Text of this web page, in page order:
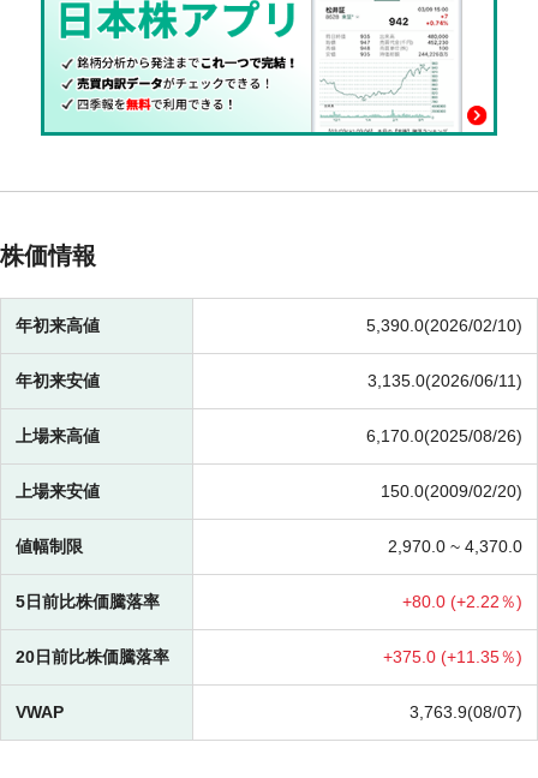
株価情報
年初来高値 5,390.0(2026/02/10)
年初来安値 3,135.0(2026/06/11)
上場来高値 6,170.0(2025/08/26)
上場来安値 150.0(2009/02/20)
値幅制限 2,970.0 ~ 4,370.0
5日前比株価騰落率 +80.0 (+2.22％)
20日前比株価騰落率 +375.0 (+11.35％)
VWAP 3,763.9(08/07)